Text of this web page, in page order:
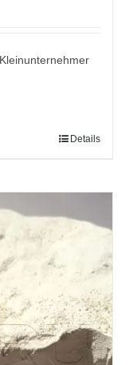
Details